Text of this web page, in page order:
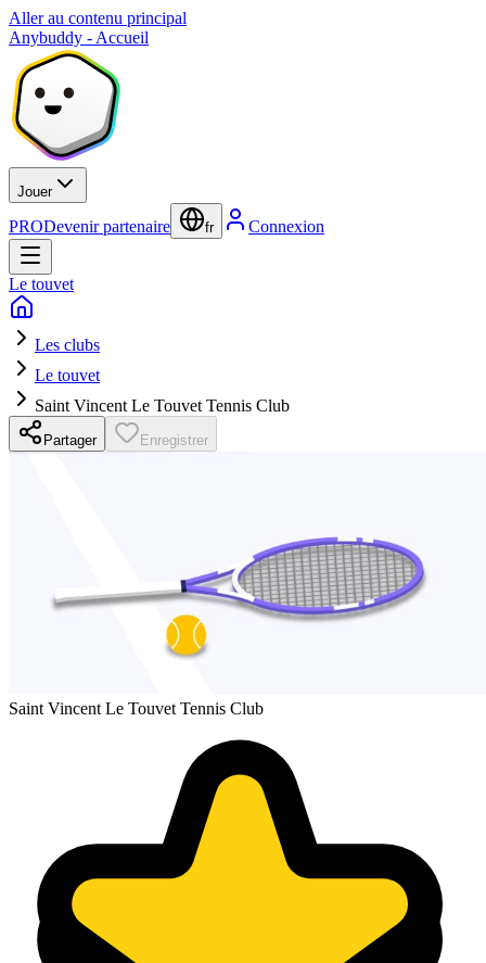
Aller au contenu principal
Anybuddy - Accueil
Jouer
PRODevenir partenaire fr Connexion
Le touvet
Les clubs
Le touvet
Saint Vincent Le Touvet Tennis Club
Partager Enregistrer
Saint Vincent Le Touvet Tennis Club